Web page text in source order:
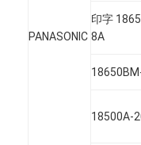
PANASONIC
印字
8A
18500A-